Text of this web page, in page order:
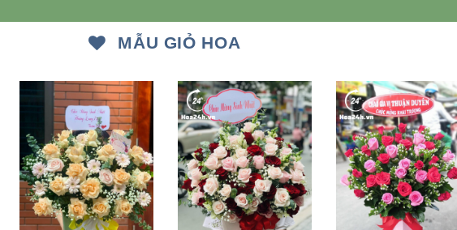
MẪU GIỎ HOA